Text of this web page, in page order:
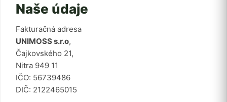
Naše údaje
Fakturačná adresa
UNIMOSS s.r.o,
Čajkovského 21,
Nitra 949 11
IČO: 56739486
DIČ: 2122465015